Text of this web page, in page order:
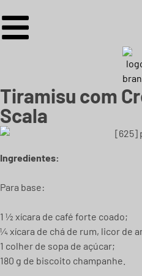
Tiramisu com
Scala
Ingredientes:
Para base:
1 ½ xícara de café forte coado;
¼ xícara de chá de rum, licor de
1 colher de sopa de açúcar;
180 g de biscoito champanhe.